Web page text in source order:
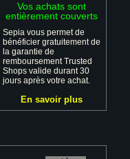
Vos achats sont
entièrement couverts
Sepia vous permet de
bénéficier gratuitement de
la garantie de
remboursement Trusted
Shops valide durant 30
jours après votre achat.
En savoir plus